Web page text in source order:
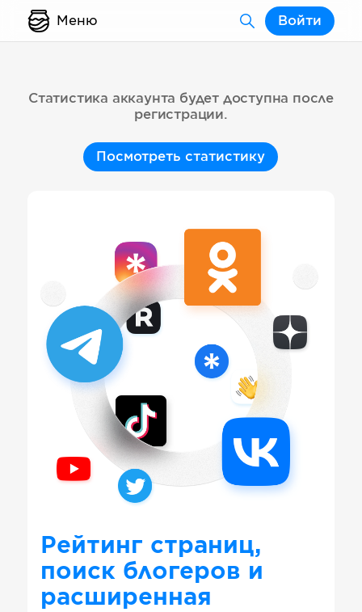
Меню Войти
Статистика аккаунта будет доступна после
регистрации.
Посмотреть статистику
Рейтинг страниц,
поиск блогеров и
расширенная